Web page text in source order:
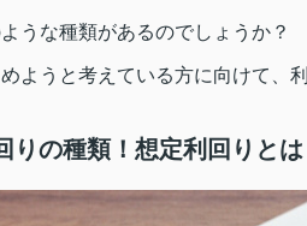
うな種類があるのでしょうか？
ようと考えている方に向けて、
りの種類！想定利回りとは